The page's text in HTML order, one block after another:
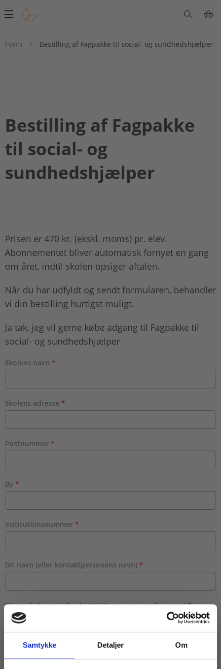
Samtykke Detaljer Om
Main
Hjem
/ Bestilling af Fagpakke til social- og sundhedshjælper
Bestilling af Fagpakke
til social- og
sundhedshjælper
Prisen er 470 kr. (ekskl. moms) pr. elev.
Abonnementet bliver automatisk fornyet en gang
om året, indtil skolen opsiger aftalen.
Når du har udfyldt og sendt formularen, behandler
vi din bestilling hurtigst muligt.
Ja tak, jeg vil gerne købe adgang til Fagpakke til
social- og sundhedshjælper
Skolens navn
Skolens adresse
Postnummer
By
Institutionsnummer
Dit navn (eller kontaktpersonens navn)
Din mailadresse (eller kontaktpersonens mailadresse)
Herefter skal skolen selv videresende aktiveringskoden til skolens lærere.